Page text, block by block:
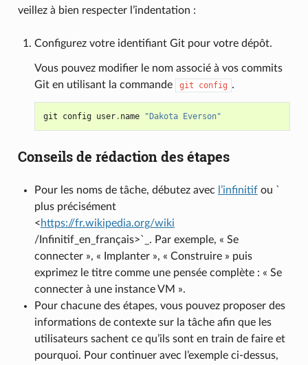
veillez à bien respecter l’indentation :
Configurez votre identifiant Git pour votre dépôt.
Vous pouvez modifier le nom associé à vos commits
Git en utilisant la commande
git config .
git config user. name "Dakota Everson"
Conseils de rédaction des étapes
Pour les noms de tâche, débutez avec l’infinitifou `
plus précisément
<https://fr.wikipedia.org/wiki
/Infinitif_en_français>`_. Par exemple, « Se
connecter », « Implanter », « Construire » puis
exprimez le titre comme une pensée complète : « Se
connecter à une instance VM ».
Pour chacune des étapes, vous pouvez proposer des
informations de contexte sur la tâche afin que les
utilisateurs sachent ce qu’ils sont en train de faire et
pourquoi. Pour continuer avec l’exemple ci-dessus,